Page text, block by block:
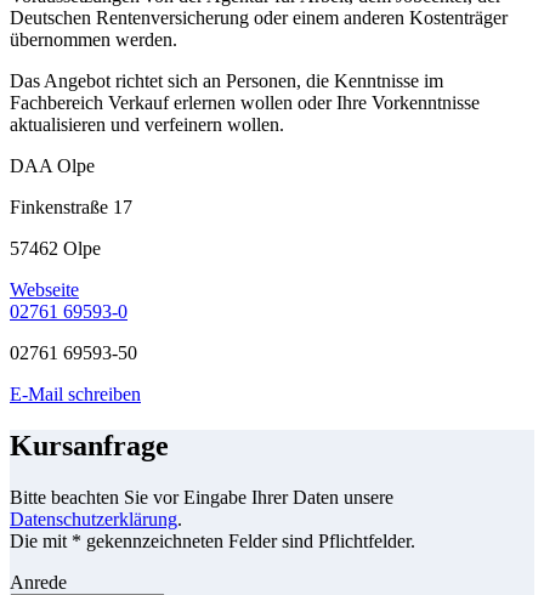
Deutschen Rentenversicherung oder einem anderen Kostenträger
übernommen werden.
Das Angebot richtet sich an Personen, die Kenntnisse im
Fachbereich Verkauf erlernen wollen oder Ihre Vorkenntnisse
aktualisieren und verfeinern wollen.
DAA Olpe
Finkenstraße 17
57462 Olpe
Webseite
02761 69593-0
02761 69593-50
E-Mail schreiben
Kursanfrage
Bitte beachten Sie vor Eingabe Ihrer Daten unsere
Datenschutzerklärung.
Die mit * gekennzeichneten Felder sind Pflichtfelder.
Anrede